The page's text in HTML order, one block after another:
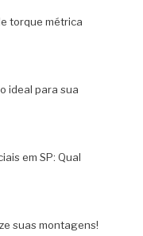
torque métrica
ideal para sua
em SP: Qual
suas montagens!